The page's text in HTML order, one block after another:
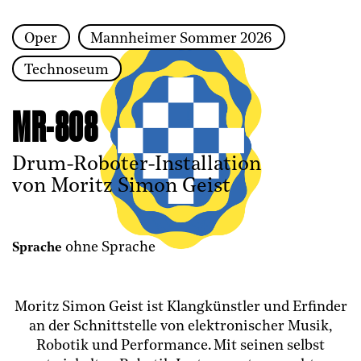
Zur Hauptnavigation springen
Zum Hauptinhalt springen Zum Footer springen
Oper Mannheimer Sommer 2026
Technoseum
MR-808
Drum-Roboter-Installation
von Moritz Simon Geist
Sprache ohne Sprache
Moritz Simon Geist ist Klangkünstler und Erfinder
an der Schnittstelle von elektronischer Musik,
Robotik und Performance. Mit seinen selbst